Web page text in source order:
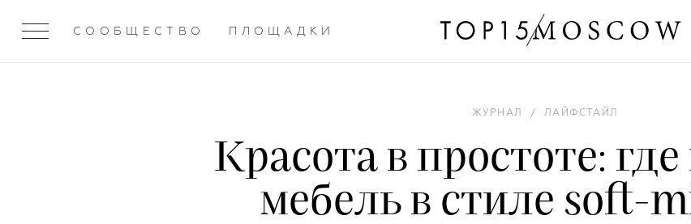
СООБЩЕСТВО ПЛОЩАДКИ
ЖУРНАЛ / ЛАЙФСТАЙЛ
Красота в простоте:
мебель в стиле soft-